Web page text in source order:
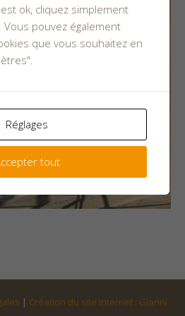
| Création du site Internet : Gianni
ok, cliquez simplement
pouvez également
que vous souhaitez en
Réglages
tout